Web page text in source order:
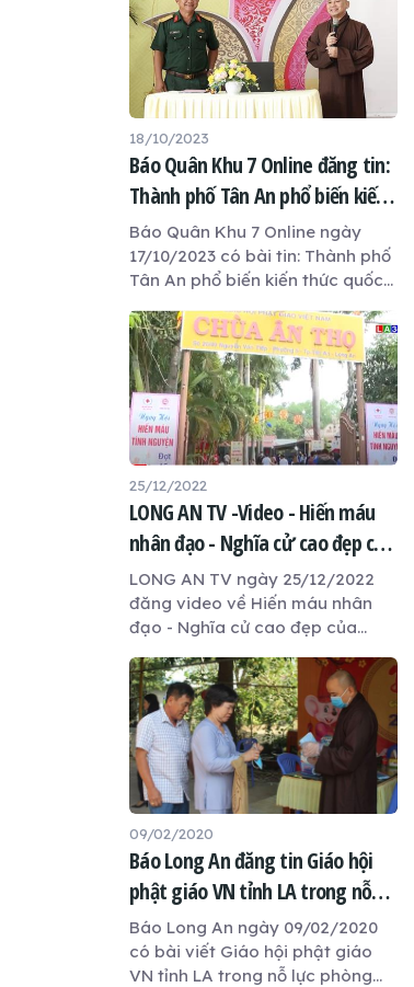
18/10/2023
Báo Quân Khu 7 Online đăng tin:
Thành phố Tân An phổ biến kiến
thức quốc phòng an ninh cho
phật tử tại Chùa Ân Thọ
Báo Quân Khu 7 Online ngày
17/10/2023 có bài tin: Thành phố
Tân An phổ biến kiến thức quốc
Ân Thọ trong khóa tu ngày an
lạc (02/9 âm lịch).
25/12/2022
LONG AN TV -Video - Hiến máu
nhân đạo - Nghĩa cử cao đẹp của
người Việt
LONG AN TV ngày 25/12/2022
đăng video về Hiến máu nhân
đạo - Nghĩa cử cao đẹp của
09/02/2020
Báo Long An đăng tin Giáo hội
phật giáo VN tỉnh LA trong nỗ
lực phòng chống virus Corona
Báo Long An ngày 09/02/2020
có bài viết Giáo hội phật giáo
VN tỉnh LA trong nỗ lực phòng